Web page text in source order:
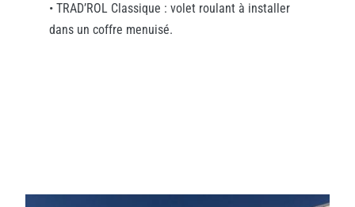
• TRAD’ROL Classique : volet roulant à installer
dans un coffre menuisé.